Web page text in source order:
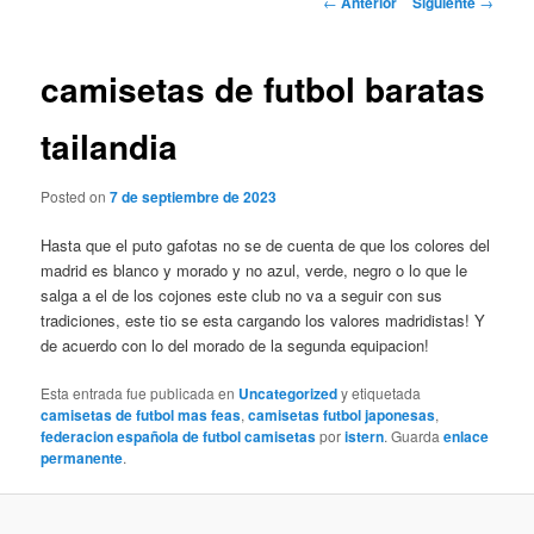
camisetas de futbol baratas
tailandia
Posted on7 de septiembre de 2023
Hasta que el puto gafotas no se de cuenta de que los colores del
madrid es blanco y morado y no azul, verde, negro o lo que le
salga a el de los cojones este club no va a seguir con sus
tradiciones, este tio se esta cargando los valores madridistas! Y
de acuerdo con lo del morado de la segunda equipacion!
Esta entrada fue publicada en Uncategorizedy etiquetada
camisetas de futbol mas feas,camisetas futbol japonesas,
federacion española de futbol camisetasporistern. Guardaenlace
permanente.